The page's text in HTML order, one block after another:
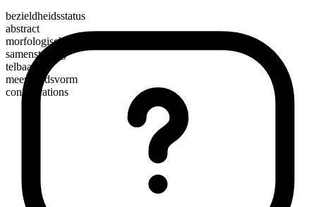
bezieldheidsstatus
abstract
morfologische samenstelling
samenstelling
telbaar
meervoudsvorm
conflagrations